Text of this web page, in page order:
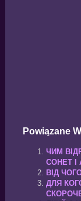
Powiązane
ЧИМ
СОНЕТ І
ВІД
ДЛЯ